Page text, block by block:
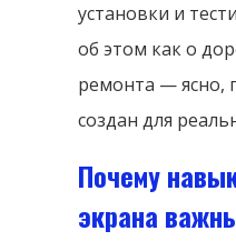
установки и
об этом как о
ремонта — ясно,
создан для
Почему
экрана